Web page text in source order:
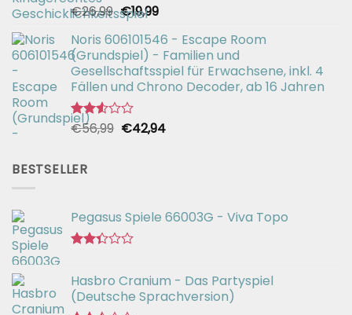
Bewertet
mit
2.49
von 5
€26,99 Ursprünglicher
Preis
war:
€26,99
€19,99Aktueller
ist:
€19,99.
Noris 606101546 - Escape Room
(Grundspiel) - Familien und
Gesellschaftsspiel für Erwachsene, inkl. 4
Fällen und Chrono Decoder, ab 16 Jahren
Bewertet
von 5
€56,99 Ursprünglicher
€42,94Aktueller
BESTSELLER
Pegasus Spiele 66003G - Viva Topo
2.35
von
5
Hasbro Cranium - Das Partyspiel
(Deutsche Sprachversion)